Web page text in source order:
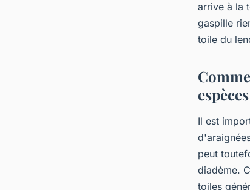
arrive à la
gaspille
toile du
Il est
peut
diadème.
toiles